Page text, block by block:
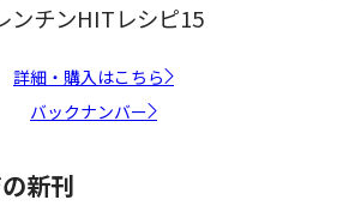
ンチンHITレシピ15
詳細・購入はこちら
バックナンバー
新刊